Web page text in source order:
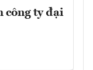
công ty đại